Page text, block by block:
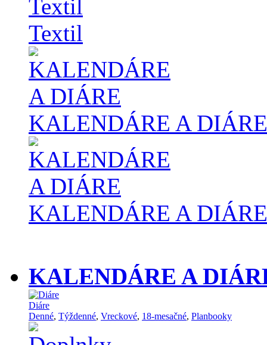
Textil
KALENDÁRE A DIÁRE
KALENDÁRE A DIÁRE
KALENDÁRE A
Diáre
Denné, Týždenné, Vreckové, 18-mesačné, Planbooky